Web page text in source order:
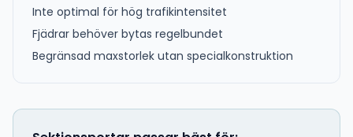
Inte optimal för hög trafikintensitet
Fjädrar behöver bytas regelbundet
Begränsad maxstorlek utan specialkonstruktion